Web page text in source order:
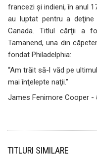
francezi şi indieni, în anul
au luptat pentru a
Canada. Titlul cărţii a
Tamanend, una din
fondat Philadelphia:
“Am trăit să-l văd pe
mai înţelepte naţii.”
James Fenimore Cooper -
TITLURI SIMILARE